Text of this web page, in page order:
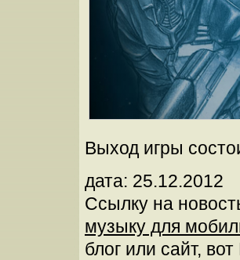
Выход игры
дата: 25.12.2012
Ссылку на
музыку для
блог или сайт,